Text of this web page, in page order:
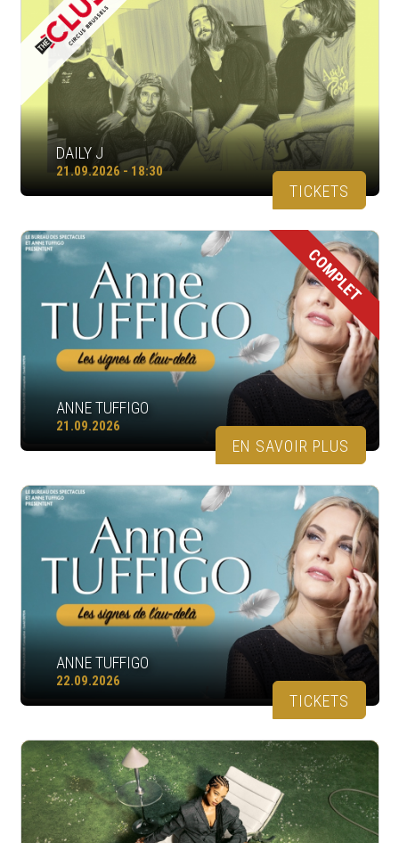
DAILY J
21.09.2026 - 18:30
TICKETS
COMPLET
ANNE TUFFIGO
21.09.2026
EN SAVOIR PLUS
ANNE TUFFIGO
22.09.2026
TICKETS